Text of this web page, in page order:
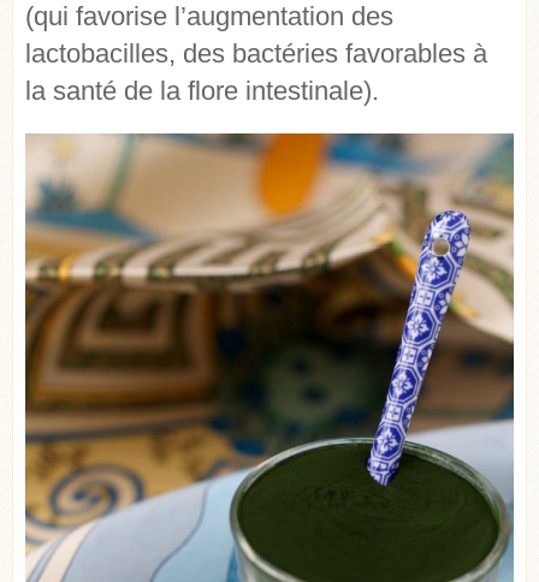
(qui favorise l’augmentation des
lactobacilles, des bactéries favorables à
la santé de la flore intestinale).